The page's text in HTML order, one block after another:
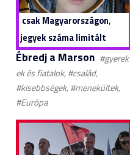
csak Magyarországon,
jegyek száma limitált
Ébredj a Marson #gyerek
ek és fiatalok, #család,
#kisebbségek, #menekültek,
#Európa